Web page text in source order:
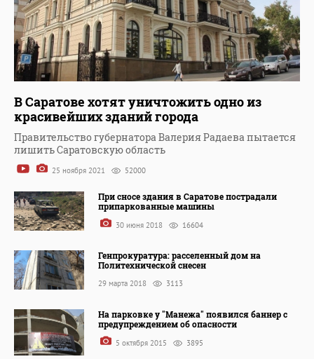
В Саратове хотят уничтожить одно из
красивейших зданий города
Правительство губернатора Валерия Радаева пытается
лишить Саратовскую область
25 ноября 2021 52000
При сносе здания в Саратове пострадали
припаркованные машины
30 июня 2018 16604
Генпрокуратура: расселенный дом на
Политехнической снесен
29 марта 2018 3113
На парковке у "Манежа" появился баннер с
предупреждением об опасности
5 октября 2015 3895